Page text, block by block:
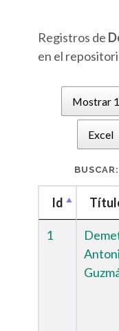
Registros de
en el
Mostrar
Excel
BUSCAR:
Id
1